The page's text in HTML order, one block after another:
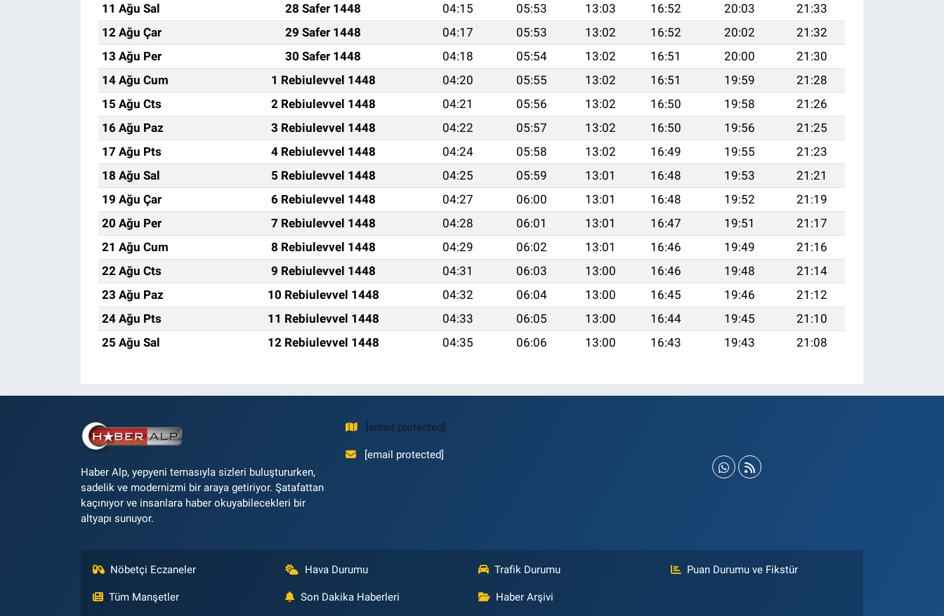
11 Ağu Sal
28 Safer 1448 04:15 05:53 13:03 16:52 20:03
21:33
12 Ağu Çar
29 Safer 1448 04:17 05:53 13:02 16:52 20:02
21:32
13 Ağu Per
30 Safer 1448 04:18 05:54 13:02 16:51 20:00
21:30
14 Ağu Cum
1 Rebiulevvel 1448 04:20 05:55 13:02 16:51 19:59
21:28
15 Ağu Cts
2 Rebiulevvel 1448 04:21 05:56 13:02 16:50 19:58
21:26
16 Ağu Paz
3 Rebiulevvel 1448 04:22 05:57 13:02 16:50 19:56
21:25
17 Ağu Pts
4 Rebiulevvel 1448 04:24 05:58 13:02 16:49 19:55
21:23
18 Ağu Sal
5 Rebiulevvel 1448 04:25 05:59 13:01 16:48 19:53
21:21
19 Ağu Çar
6 Rebiulevvel 1448 04:27 06:00 13:01 16:48 19:52
21:19
20 Ağu Per
7 Rebiulevvel 1448 04:28 06:01 13:01 16:47 19:51
21:17
21 Ağu Cum
8 Rebiulevvel 1448 04:29 06:02 13:01 16:46 19:49
21:16
22 Ağu Cts
9 Rebiulevvel 1448 04:31 06:03 13:00 16:46 19:48
21:14
23 Ağu Paz
10 Rebiulevvel 1448 04:32 06:04 13:00 16:45 19:46
21:12
24 Ağu Pts
11 Rebiulevvel 1448 04:33 06:05 13:00 16:44 19:45
21:10
25 Ağu Sal
12 Rebiulevvel 1448 04:35 06:06 13:00 16:43 19:43 21:08
Haber Alp, yepyeni temasıyla sizleri buluştururken,
sadelik ve modernizmi bir araya getiriyor. Şatafattan
kaçınıyor ve insanlara haber okuyabilecekleri bir
altyapı sunuyor.
[email protected]
[email protected]
Nöbetçi Eczaneler Hava Durumu Trafik Durumu Puan Durumu ve Fikstür
Tüm Manşetler Son Dakika Haberleri Haber Arşivi